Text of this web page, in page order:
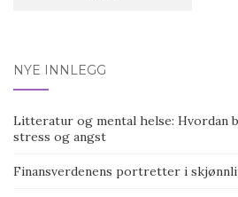
NYE INNLEGG
Litteratur og mental helse: Hvordan
stress og angst
Finansverdenens portretter i